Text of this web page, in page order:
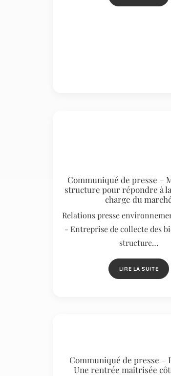
Communiqué de presse –
structure pour répondre à
charge du
Relations presse
- Entreprise de collecte des
structure…
LIRE LA SUITE
Communiqué de presse –
Une rentrée maîtrisée